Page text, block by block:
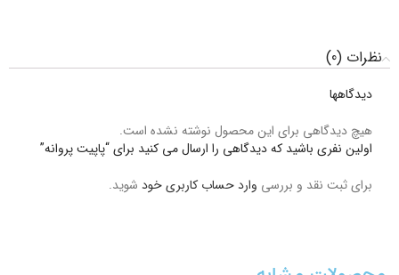
نظرات (0)
دیدگاهها
هیچ دیدگاهی برای این محصول نوشته نشده است.
اولین نفری باشید که دیدگاهی را ارسال می کنید برای “پاپیت پروانه”
برای ثبت نقد و بررسی وارد حساب کاربری خود شوید.